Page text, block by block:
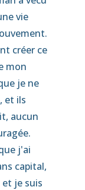
vie
créer ce
mon
je ne
et ils
aucun
j'ai
capital,
et je suis